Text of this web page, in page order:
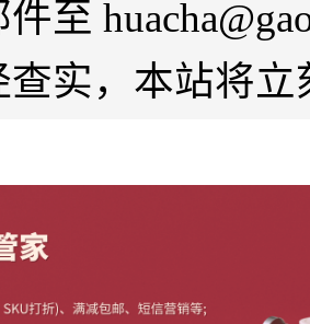
至
查实，本站将立